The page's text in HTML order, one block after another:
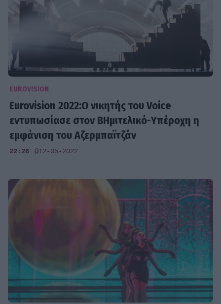
EUROVISION
Eurovision 2022:Ο νικητής του Voice
εντυπωσίασε στον Β΄Ημιτελικό-Υπέροχη η
εμφάνιση του Αζερμπαϊτζάν
22:26 @12-05-2022